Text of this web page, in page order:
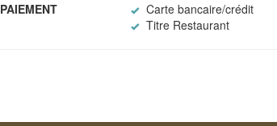
PAIEMENT Carte bancaire/crédit
Titre Restaurant